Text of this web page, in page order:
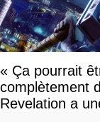
« Ça pourrait
complètement
Revelation a